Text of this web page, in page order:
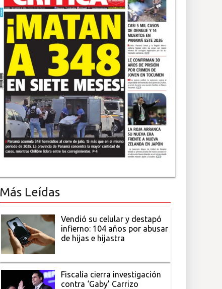
Más Leídas
Vendió su celular y destapó
infierno: 104 años por abusar
de hijas e hijastra
Fiscalía cierra investigación
contra ‘Gaby’ Carrizo